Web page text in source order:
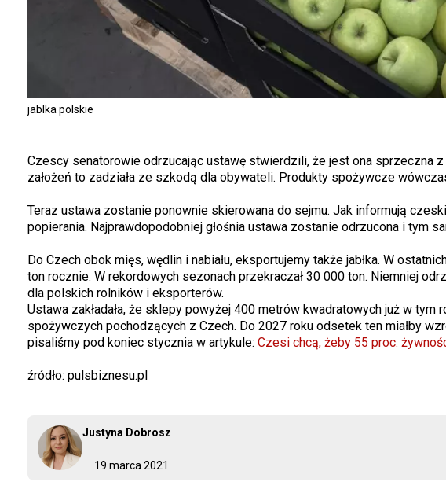
jablka polskie
19 marca 2021
Justyna Dobrosz
Czescy senatorowie odrzucając ustawę stwierdzili, że jest ona sprzeczna
założeń to zadziała ze szkodą dla obywateli. Produkty spożywcze
Teraz ustawa zostanie ponownie skierowana do sejmu. Jak informują
popierania. Najprawdopodobniej głośnia ustawa zostanie odrzucona i tym
Do Czech obok mięs, wędlin i nabiału, eksportujemy także jabłka. W
ton rocznie. W rekordowych sezonach przekraczał 30 000 ton. Niemniej
dla polskich rolników i eksporterów.
Ustawa zakładała, że sklepy powyżej 400 metrów kwadratowych już w tym
spożywczych pochodzących z Czech. Do 2027 roku odsetek ten miałby
pisaliśmy pod koniec stycznia w artykule: Czesi chcą, żeby 55 proc.
źródło: pulsbiznesu.pl